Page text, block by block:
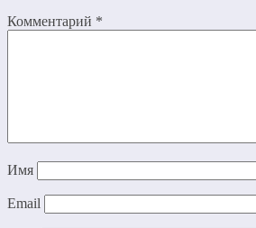
Комментарий *
Имя
Email